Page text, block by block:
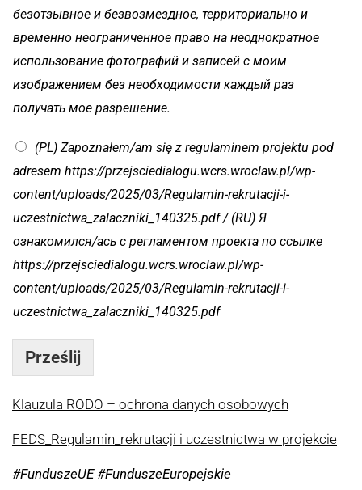
безотзывное и безвозмездное, территориально и
временно неограниченное право на неоднократное
использование фотографий и записей с моим
изображением без необходимости каждый раз
получать мое разрешение.
(PL) Zapoznałem/am się z regulaminem projektu pod
adresem https://przejsciedialogu.wcrs.wroclaw.pl/wp-
content/uploads/2025/03/Regulamin-rekrutacji-i-
uczestnictwa_zalaczniki_140325.pdf / (RU) Я
ознакомился/ась с регламентом проекта по ссылке
https://przejsciedialogu.wcrs.wroclaw.pl/wp-
content/uploads/2025/03/Regulamin-rekrutacji-i-
uczestnictwa_zalaczniki_140325.pdf
Prześlij
Klauzula RODO – ochrona danych osobowych
FEDS_Regulamin_rekrutacji i uczestnictwa w projekcie
#FunduszeUE #FunduszeEuropejskie